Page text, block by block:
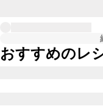
おすすめのレ